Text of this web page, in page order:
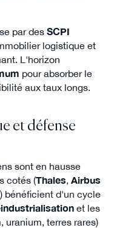
par des SCPI
logistique et
L'horizon
pour absorber le
aux taux longs.
et défense
sont en hausse
cotés (Thales, Airbus
) bénéficient d'un cycle
et les
uranium, terres rares)